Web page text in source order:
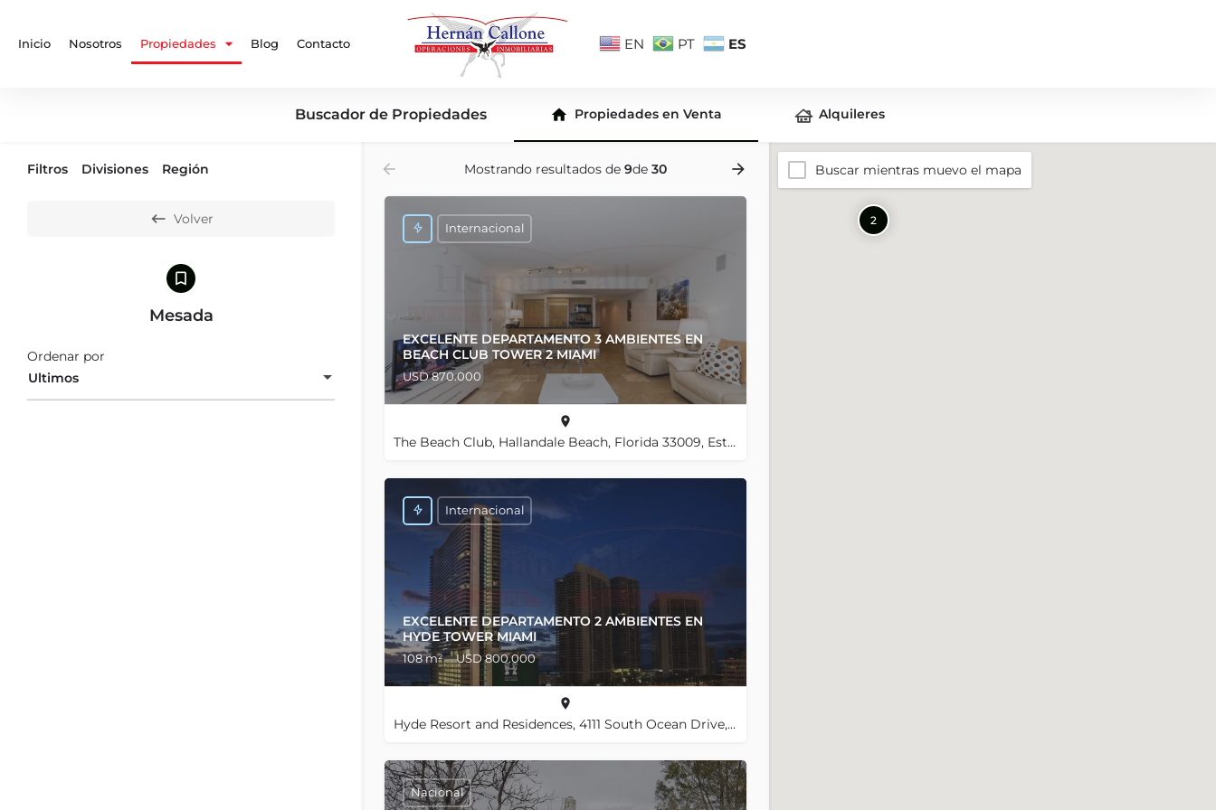
Inicio Nosotros Propiedades Blog Contacto EN PT ES
Buscador de Propiedades Propiedades en Venta Alquileres
Filtros Divisiones Región
Volver
Mesada
Ultimos
Ordenar por
Mostrando resultados de 9de 30
EXCELENTE DEPARTAMENTO 3 AMBIENTES EN
BEACH CLUB TOWER 2 MIAMI
USD 870.000
Internacional
The Beach Club, Hallandale Beach, Florida 33009, Estados Unidos, 25.98455, -80.11820
EXCELENTE DEPARTAMENTO 2 AMBIENTES EN
HYDE TOWER MIAMI
108 m² USD 800.000
Internacional
Hyde Resort and Residences, 4111 South Ocean Drive, Hollywood, Florida 33019, Estados Unidos, 25.98667, -80.11892
Nacional
2
Buscar mientras muevo el mapa